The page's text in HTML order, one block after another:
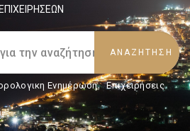
ΕΠΙΧΕΙΡΗΣΕΩΝ
Ενημέρωση, Επιχειρήσεις